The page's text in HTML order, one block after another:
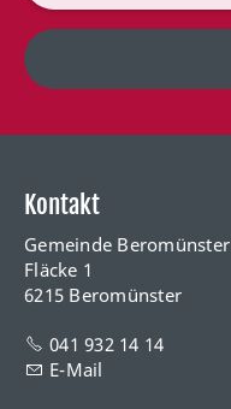
Kontakt
Gemeinde Beromünster
Fläcke 1
6215 Beromünster
041 932 14 14
E-Mail